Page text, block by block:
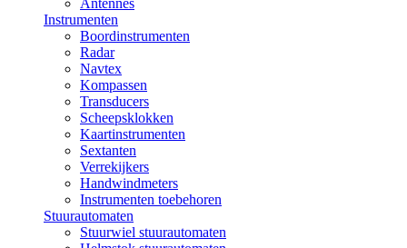
Antennes
Instrumenten
Boordinstrumenten
Radar
Navtex
Kompassen
Transducers
Scheepsklokken
Kaartinstrumenten
Sextanten
Verrekijkers
Handwindmeters
Instrumenten toebehoren
Stuurautomaten
Stuurwiel stuurautomaten